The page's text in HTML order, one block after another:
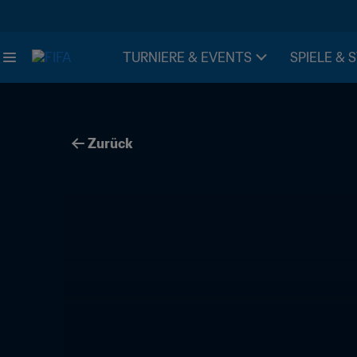
TURNIERE & EVENTS SPIELE &
Zurück